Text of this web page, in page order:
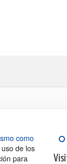
como
de los
para